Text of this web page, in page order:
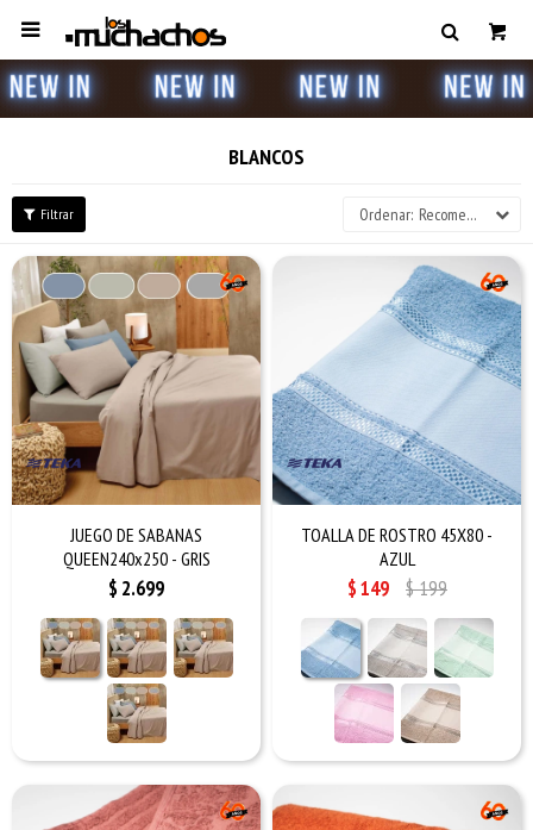

BLANCOS
Recomendados
JUEGO DE SABANAS
QUEEN240x250 - GRIS
$ 2.699
TOALLA DE ROSTRO 45X80 -
AZUL
$149 $199